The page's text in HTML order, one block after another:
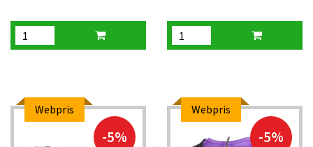
Webpris
-5%
Webpris
-5%